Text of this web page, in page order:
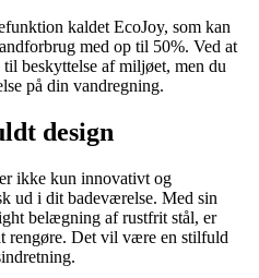
kaldet EcoJoy, som kan
med op til 50%. Ved at
beskyttelse af miljøet, men du
på din vandregning.
design
ikke kun innovativt og
ud i dit badeværelse. Med sin
belægning af rustfrit stål, er
rengøre. Det vil være en stilfuld